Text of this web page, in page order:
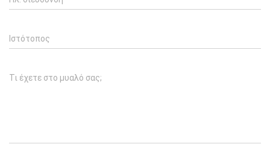
Ιστότοπος
Τι έχετε στο μυαλό σας;